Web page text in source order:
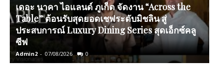
เดอะ นาคา ไอแลนด์ ภูเก็ต จัดงาน “Across the
Table” ต้อนรับสุดยอดเชฟระดับมิชลิน สู่
ประสบการณ์ Luxury Dining Series สุดเอ็กซ์คลู
ซีฟ
Admin2 - 07/08/2026 0